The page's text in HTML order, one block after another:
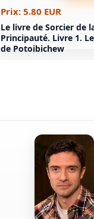
Prix: 5.80 EUR
Le livre de Sorcier de
Principauté. Livre 1.
de Potoibichew